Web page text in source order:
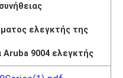
ελεγκτής της
Aruba 9004 ελεγκτής